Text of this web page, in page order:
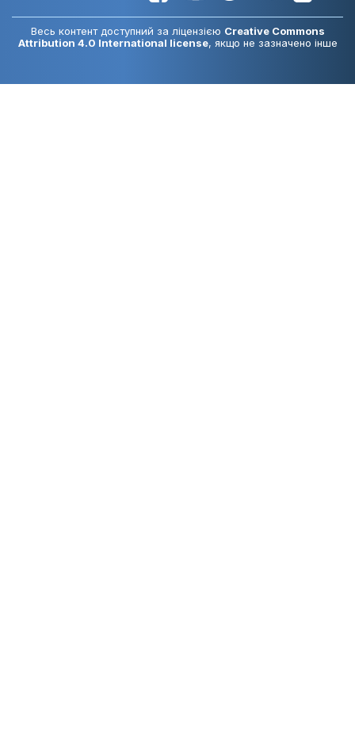
Весь контент доступний за ліцензією Creative Commons
Attribution 4.0 International license, якщо не зазначено інше